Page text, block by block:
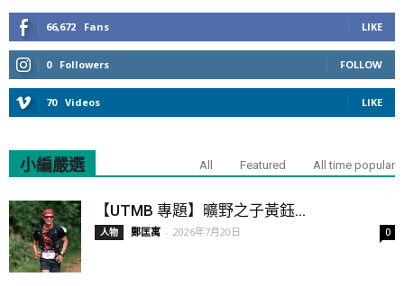
66,672 Fans LIKE
0 Followers FOLLOW
70 Videos LIKE
小編嚴選 All Featured All time popular
【UTMB 專題】曠野之子黃鈺...
人物 鄭匡寓 - 2026年7月20日 0